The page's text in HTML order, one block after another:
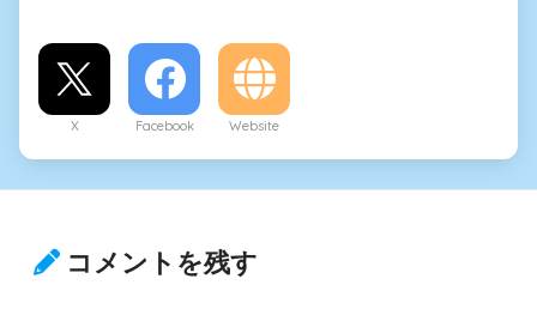
X Facebook Website
コメントを残す